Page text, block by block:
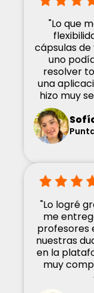
"Lo que
cápsulas
uno
resolver
una
hizo muy
"Lo logré
me
profesores
nuestras
en la
muy